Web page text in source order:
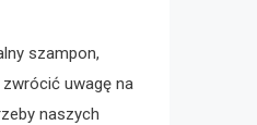
szampon,
uwagę na
naszych